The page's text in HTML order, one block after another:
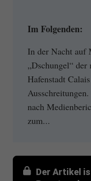
Im Folgenden:
In der Nacht auf
„Dschungel“ der
Hafenstadt
nach
zum...
Der Artikel